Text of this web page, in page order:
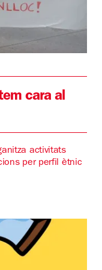
cara al
activitats
per perfil ètnic